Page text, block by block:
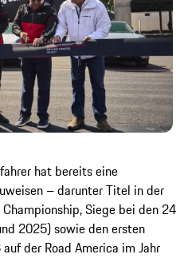
hat bereits eine
– darunter Titel in der
Siege bei den 24
2025) sowie den ersten
der Road America im Jahr